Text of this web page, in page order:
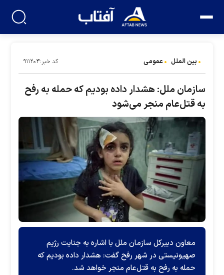
بین الملل عمومی کد خبر:۹۱۱۲۰۴
سازمان ملل: هشدار داده بودیم که حمله به رفح
به قتل‌عام منجر می‌شود
معاون دبیرکل سازمان ملل با اشاره به جنایت رژیم
صهیونیستی در شهر رفح گفت: هشدار داده بودیم که
حمله به رفح به قتل‌عام منجر خواهد شد.